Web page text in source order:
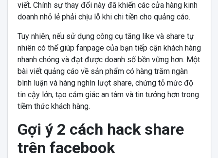
viết. Chính sự thay đổi này đã khiến các cửa hàng kinh
doanh nhỏ lẻ phải chịu lỗ khi chi tiền cho quảng cáo.
Tuy nhiên, nếu sử dụng công cụ tăng like và share tự
nhiên có thể giúp fanpage của bạn tiếp cận khách hàng
nhanh chóng và đạt được doanh số bền vững hơn. Một
bài viết quảng cáo về sản phẩm có hàng trăm ngàn
bình luận và hàng nghìn lượt share, chứng tỏ mức độ
tin cậy lớn, tạo cảm giác an tâm và tin tưởng hơn trong
tiềm thức khách hàng.
Gợi ý 2 cách hack share
trên facebook